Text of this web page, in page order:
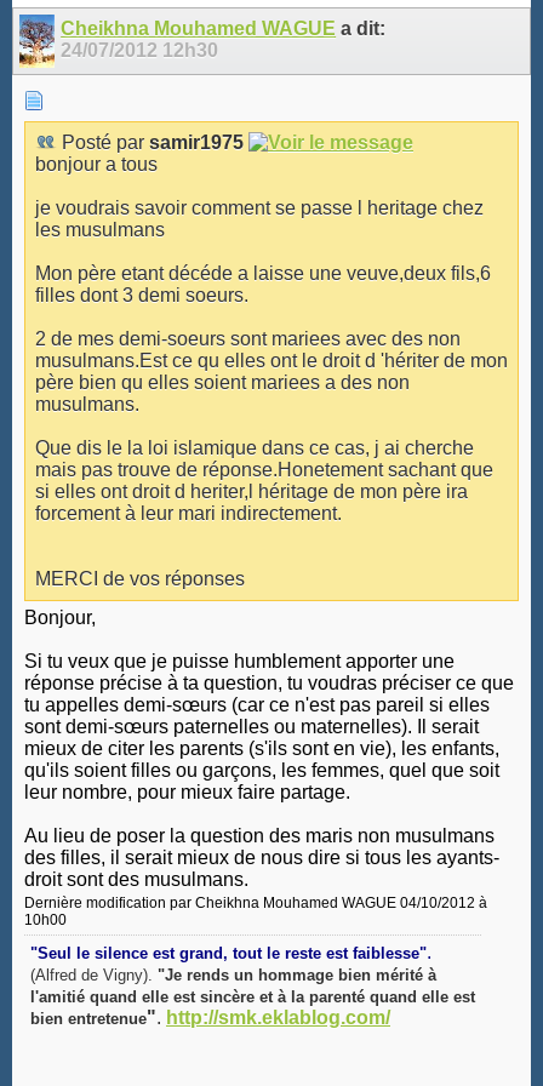
Cheikhna Mouhamed WAGUE a dit:
24/07/2012 12h30
Posté par samir1975
bonjour a tous
je voudrais savoir comment se passe l heritage chez
les musulmans
Mon père etant décéde a laisse une veuve,deux fils,6
filles dont 3 demi soeurs.
2 de mes demi-soeurs sont mariees avec des non
musulmans.Est ce qu elles ont le droit d 'hériter de mon
père bien qu elles soient mariees a des non
musulmans.
Que dis le la loi islamique dans ce cas, j ai cherche
mais pas trouve de réponse.Honetement sachant que
si elles ont droit d heriter,l héritage de mon père ira
forcement à leur mari indirectement.
MERCI de vos réponses
Bonjour,
Si tu veux que je puisse humblement apporter une
réponse précise à ta question, tu voudras préciser ce que
tu appelles demi-sœurs (car ce n'est pas pareil si elles
sont demi-sœurs paternelles ou maternelles). Il serait
mieux de citer les parents (s'ils sont en vie), les enfants,
qu'ils soient filles ou garçons, les femmes, quel que soit
leur nombre, pour mieux faire partage.
Au lieu de poser la question des maris non musulmans
des filles, il serait mieux de nous dire si tous les ayants-
droit sont des musulmans.
Dernière modification par Cheikhna Mouhamed WAGUE 04/10/2012 à
10h00
"Seul le silence est grand, tout le reste est faiblesse".
(Alfred de Vigny). "Je rends un hommage bien mérité à
l'amitié quand elle est sincère et à la parenté quand elle est
bien entretenue". http://smk.eklablog.com/